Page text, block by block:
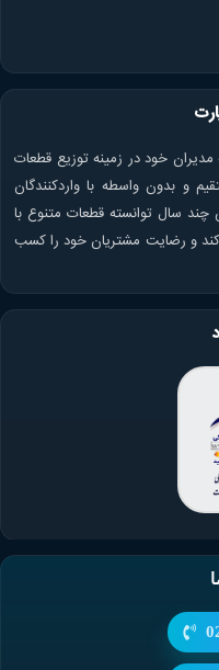
مدیران خود در زمینه توزیع قطعات
و بدون واسطه با واردکنندگان
سال توانسته قطعات متنوع با
و رضایت مشتریان خود را کسب